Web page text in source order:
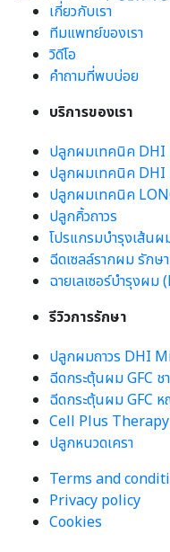
เกี่ยวกับเรา
ทีมแพทย์ของเรา
วิดีโอ
คำถามที่พบบ่อย
บริการของเรา
ปลูกผมเทคนิค DHI
ปลูกผมเทคนิค DHI
ปลูกผมเทคนิค
ปลูกคิ้วถาวร
โปรแกรมบำรุงเส้นผ
ฉีดเซลล์รากผม รัก
ฉายเลเซอร์บำรุงผม
รีวิวการรักษา
ปลูกผมถาวร DHI
ฉีดกระตุ้นผม GFC ช
ฉีดกระตุ้นผม GFC
Cell Plus Therapy
ปลูกหนวดเครา
Terms and
Privacy policy
Cookies